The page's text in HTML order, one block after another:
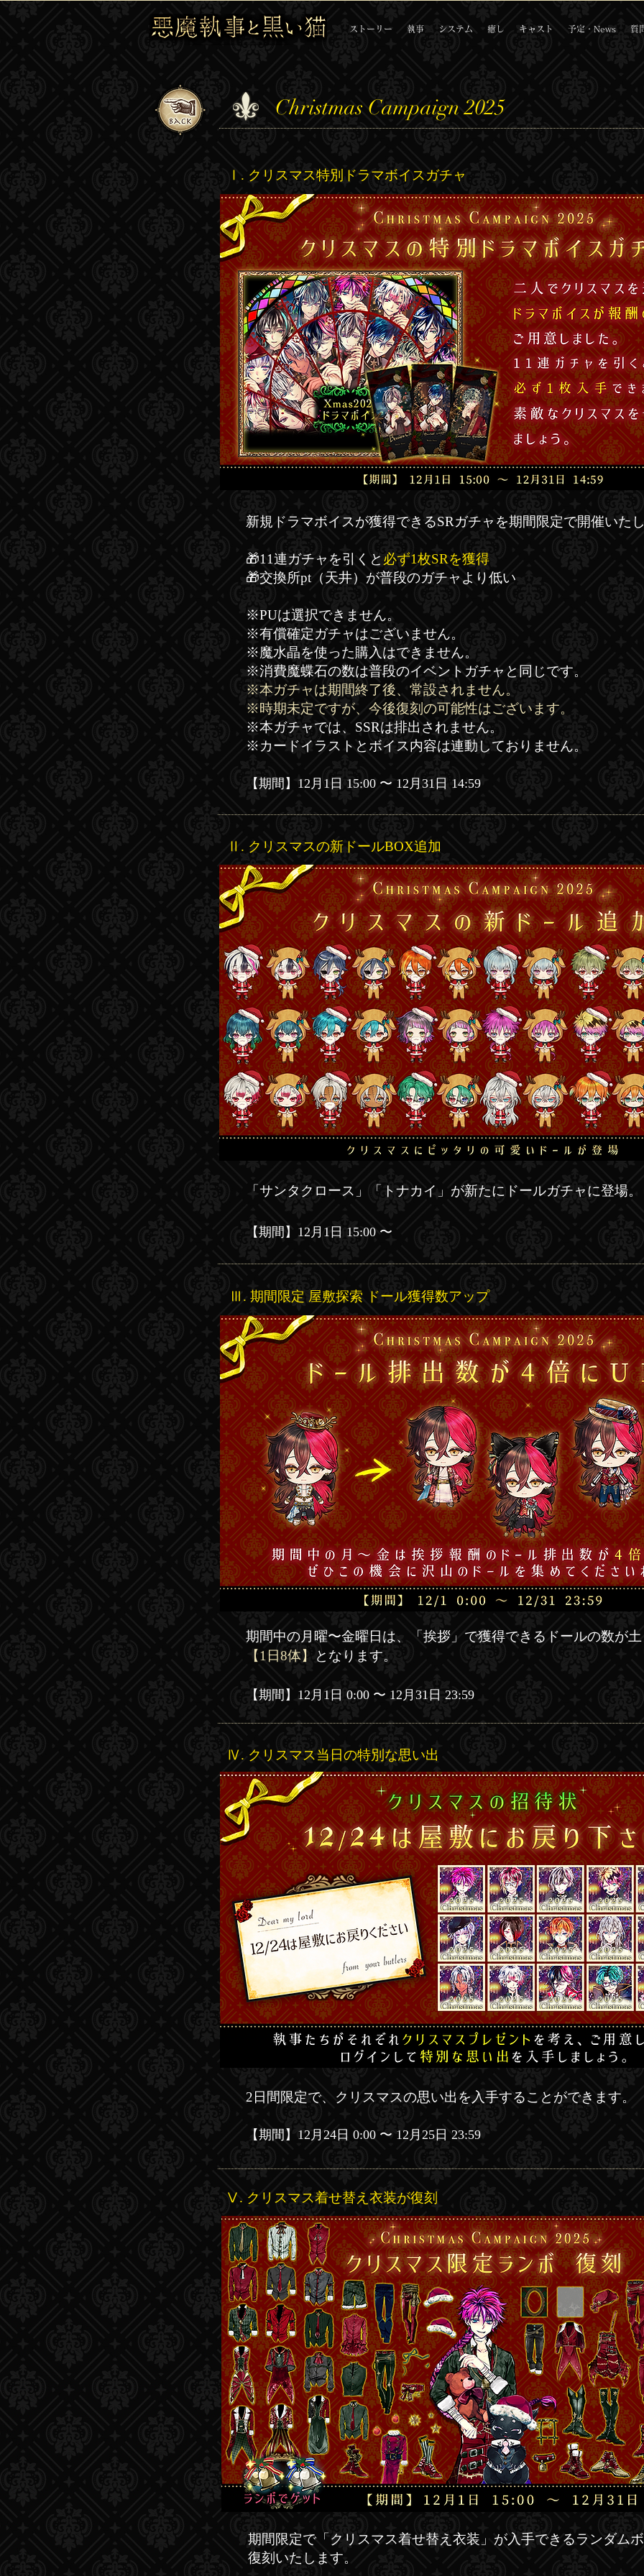
ストーリー 執事 システム 癒し キャスト 予定・News 質
Christmas Campaign 2025
Ⅰ. クリスマス特別ドラマボイスガチャ
新規ドラマボイスが獲得できるSRガチャを期間限定で開催いた
🎁11連ガチャを引くと 必ず1枚SRを獲得
🎁交換所pt（天井）が普段のガチャより低い
※PUは選択できません​。
※有償確定ガチャはございません。
※魔水晶を使った購入はできません。
​※消費魔蝶石の数は普段のイベントガチャと同じです。
※本ガチャは期間終了後、常設されません。
※時期未定ですが、今後復刻の可能性はございます。
※本ガチャでは、SSRは排出されません。
​※カードイラストとボイス内容は連動しておりません。
【​期間】 12月1日 15:00 〜 12月31日 14:59
Ⅱ. クリスマスの新ドールBOX追加
「サンタクロース」「トナカイ」が新たにドールガチャに登場。
【​​​​期間】12月1日 15:00 〜
Ⅲ. 期間限定 屋敷探索 ドール獲得数アップ
期間中の月曜〜金曜日は、「挨拶」で獲得できるドールの数が
【1日8体】
となります。
【​期間】 12月1日 0:00 〜 12月31日 23:59
Ⅳ. クリスマス当日の特別な思い出
2日間限定で、クリスマスの思い出を入手することができます。
【​期間】12月24日 0:00 〜 12月25日 23:59
Ⅴ. クリスマス着せ替え衣装が復刻
期間限定で「クリスマス着せ替え衣装」が入手できるランダム
復刻いたします。